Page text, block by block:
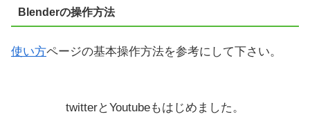
Blenderの操作方法
使い方ページの基本操作方法を参考にして下さい。
twitterとYoutubeもはじめました。